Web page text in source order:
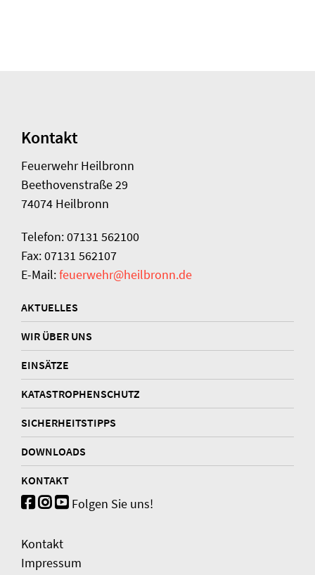
Kontakt
Feuerwehr Heilbronn
Beethovenstraße 29
74074 Heilbronn
Telefon: 07131 562100
Fax: 07131 562107
E-Mail:feuerwehr@heilbronn.de
AKTUELLES
WIR ÜBER UNS
EINSÄTZE
KATASTROPHENSCHUTZ
SICHERHEITSTIPPS
DOWNLOADS
KONTAKT
Folgen Sie uns!
Kontakt
Impressum